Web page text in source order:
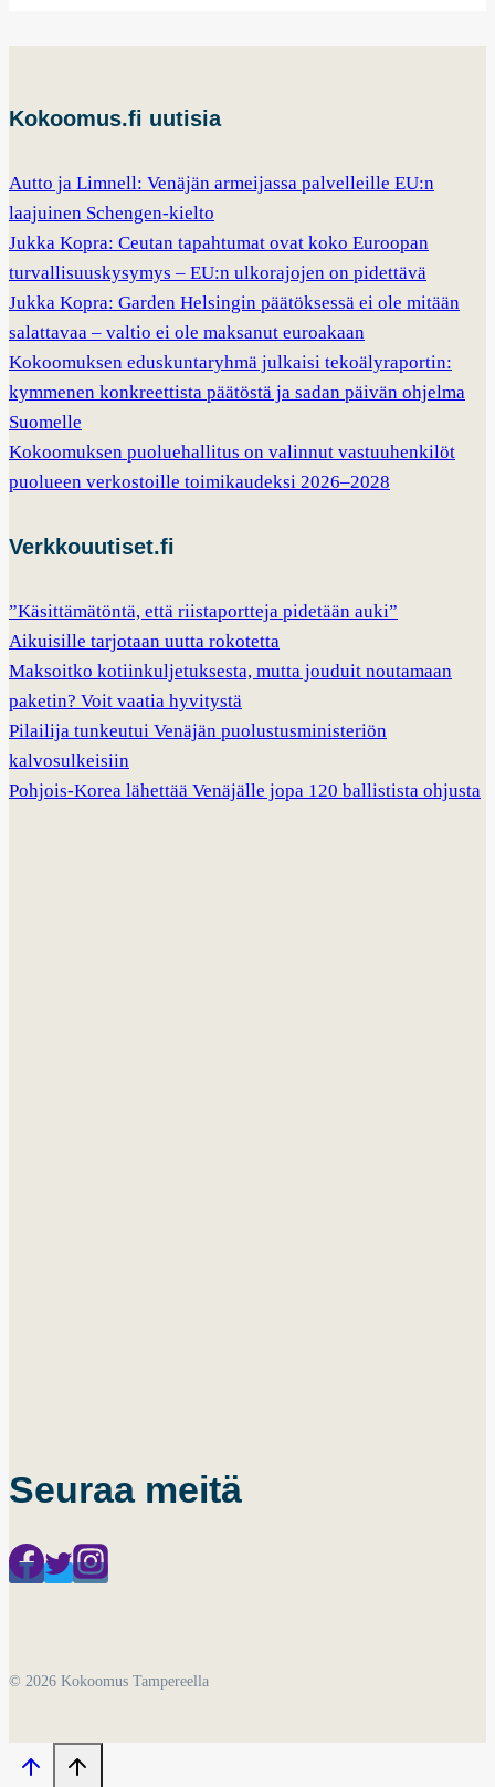
Kokoomus.fi uutisia
Autto ja Limnell: Venäjän armeijassa palvelleille EU:n
laajuinen Schengen-kielto
Jukka Kopra: Ceutan tapahtumat ovat koko Euroopan
turvallisuuskysymys – EU:n ulkorajojen on pidettävä
Jukka Kopra: Garden Helsingin päätöksessä ei ole mitään
salattavaa – valtio ei ole maksanut euroakaan
Kokoomuksen eduskuntaryhmä julkaisi tekoälyraportin:
kymmenen konkreettista päätöstä ja sadan päivän ohjelma
Suomelle
Kokoomuksen puoluehallitus on valinnut vastuuhenkilöt
puolueen verkostoille toimikaudeksi 2026–2028
Verkkouutiset.fi
”Käsittämätöntä, että riistaportteja pidetään auki”
Aikuisille tarjotaan uutta rokotetta
Maksoitko kotiinkuljetuksesta, mutta jouduit noutamaan
paketin? Voit vaatia hyvitystä
Pilailija tunkeutui Venäjän puolustusministeriön
kalvosulkeisiin
Pohjois-Korea lähettää Venäjälle jopa 120 ballistista ohjusta
Seuraa meitä
© 2026 Kokoomus Tampereella